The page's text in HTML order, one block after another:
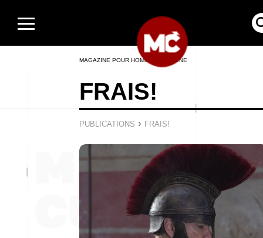
MAGAZINE POUR HOMMES EN LIGNE
FRAIS!
PUBLICATIONS › FRAIS!